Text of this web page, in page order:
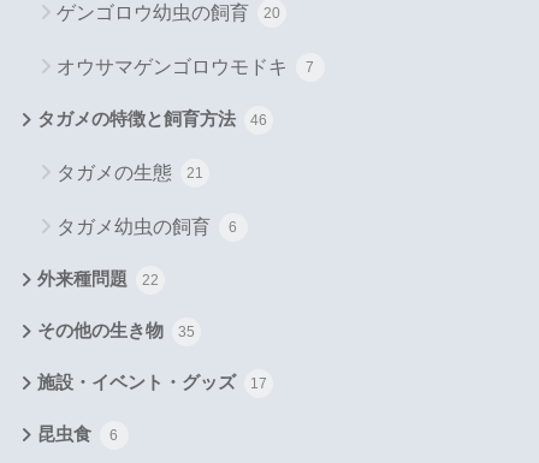
ゲンゴロウ幼虫の飼育 20
オウサマゲンゴロウモドキ 7
タガメの特徴と飼育方法 46
タガメの生態 21
タガメ幼虫の飼育 6
外来種問題 22
その他の生き物 35
施設・イベント・グッズ 17
昆虫食 6